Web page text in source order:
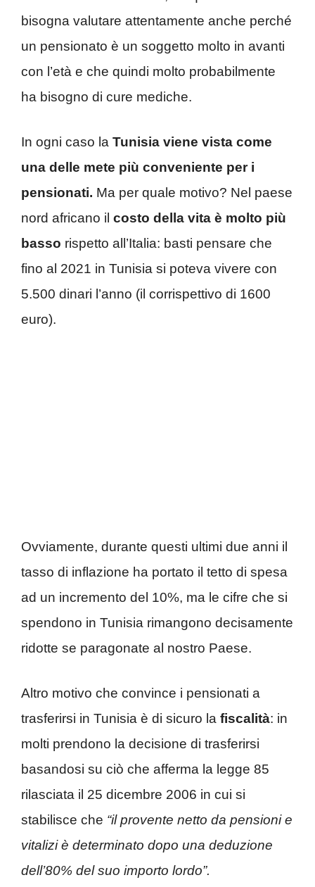
bisogna valutare attentamente anche perché
un pensionato è un soggetto molto in avanti
con l’età e che quindi molto probabilmente
ha bisogno di cure mediche.
In ogni caso la Tunisia viene vista come
una delle mete più conveniente per i
pensionati. Ma per quale motivo? Nel paese
nord africano il costo della vita è molto più
basso rispetto all’Italia: basti pensare che
fino al 2021 in Tunisia si poteva vivere con
5.500 dinari l’anno (il corrispettivo di 1600
euro).
Ovviamente, durante questi ultimi due anni il
tasso di inflazione ha portato il tetto di spesa
ad un incremento del 10%, ma le cifre che si
spendono in Tunisia rimangono decisamente
ridotte se paragonate al nostro Paese.
Altro motivo che convince i pensionati a
trasferirsi in Tunisia è di sicuro la fiscalità: in
molti prendono la decisione di trasferirsi
basandosi su ciò che afferma la legge 85
rilasciata il 25 dicembre 2006 in cui si
stabilisce che “il provente netto da pensioni e
vitalizi è determinato dopo una deduzione
dell’80% del suo importo lordo”.